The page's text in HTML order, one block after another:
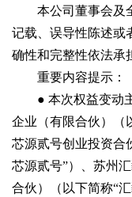
本公司董事会及全
记载、误导性陈述或
确性和完整性依法承
重要内容提示：
● 本次权益变动主
企业（有限合伙）（
芯源贰号创业投资合
芯源贰号”）、苏州
合伙）（以下简称“